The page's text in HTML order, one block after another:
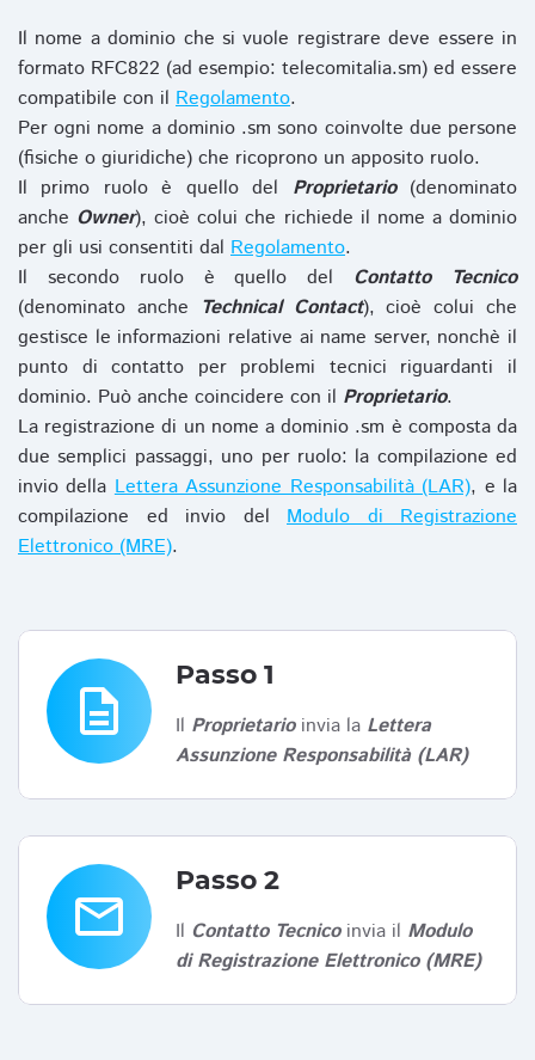
Il nome a dominio che si vuole registrare deve essere in
formato RFC822 (ad esempio: telecomitalia.sm) ed essere
compatibile con il Regolamento.
Per ogni nome a dominio .sm sono coinvolte due persone
(fisiche o giuridiche) che ricoprono un apposito ruolo.
Il primo ruolo è quello del Proprietario(denominato
anche Owner), cioè colui che richiede il nome a dominio
per gli usi consentiti dal Regolamento.
Il secondo ruolo è quello del Contatto Tecnico
(denominato anche Technical Contact), cioè colui che
gestisce le informazioni relative ai name server, nonchè il
punto di contatto per problemi tecnici riguardanti il
dominio. Può anche coincidere con il Proprietario.
La registrazione di un nome a dominio .sm è composta da
due semplici passaggi, uno per ruolo: la compilazione ed
invio dellaLettera Assunzione Responsabilità (LAR), e la
compilazione ed invio del Modulo di Registrazione
Elettronico (MRE).
description
Passo 1
Il Proprietarioinvia la Lettera
Assunzione Responsabilità (LAR)
email
Passo 2
Il Contatto Tecnicoinvia il Modulo
di Registrazione Elettronico (MRE)